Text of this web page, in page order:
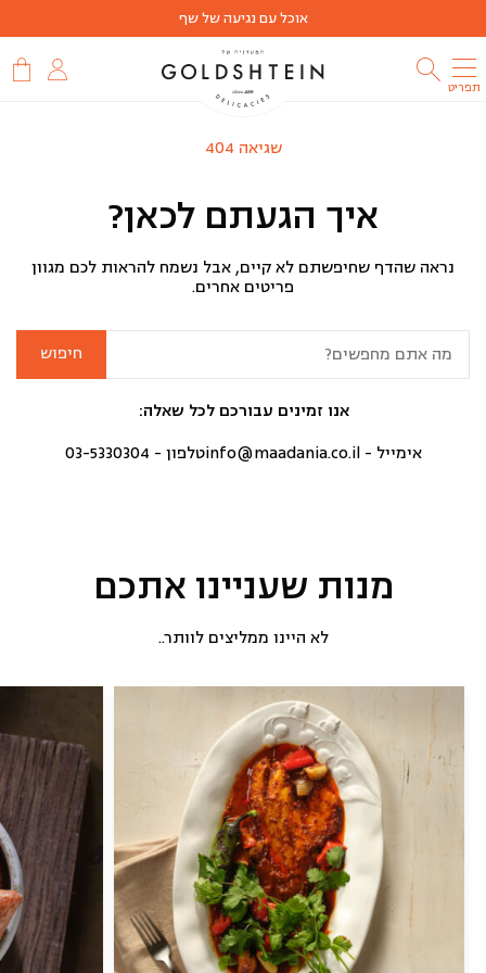
אוכל עם נגיעה של שף
תפריט
שגיאה 404
איך הגעתם לכאן?
נראה שהדף שחיפשתם לא קיים, אבל נשמח להראות לכם מגוון
פריטים אחרים.
חיפוש:
אנו זמינים עבורכם לכל שאלה:
אימייל -info@maadania.co.ilטלפון - 03-5330304
מנות שעניינו אתכם
לא היינו ממליצים לוותר..